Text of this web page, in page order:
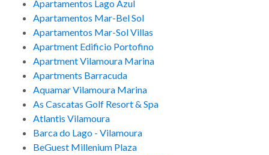
Apartamentos Lago Azul
Apartamentos Mar-Bel Sol
Apartamentos Mar-Sol Villas
Apartment Edificio Portofino
Apartment Vilamoura Marina
Apartments Barracuda
Aquamar Vilamoura Marina
As Cascatas Golf Resort & Spa
Atlantis Vilamoura
Barca do Lago - Vilamoura
BeGuest Millenium Plaza